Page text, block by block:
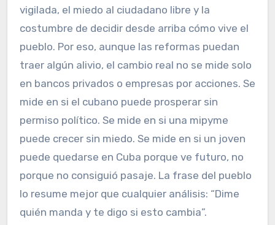
vigilada, el miedo al ciudadano libre y la
costumbre de decidir desde arriba cómo vive el
pueblo. Por eso, aunque las reformas puedan
traer algún alivio, el cambio real no se mide solo
en bancos privados o empresas por acciones. Se
mide en si el cubano puede prosperar sin
permiso político. Se mide en si una mipyme
puede crecer sin miedo. Se mide en si un joven
puede quedarse en Cuba porque ve futuro, no
porque no consiguió pasaje. La frase del pueblo
lo resume mejor que cualquier análisis: “Dime
quién manda y te digo si esto cambia”.